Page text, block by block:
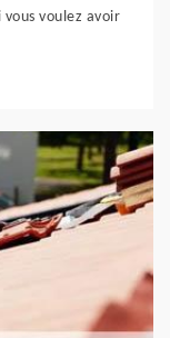
vous voulez avoir